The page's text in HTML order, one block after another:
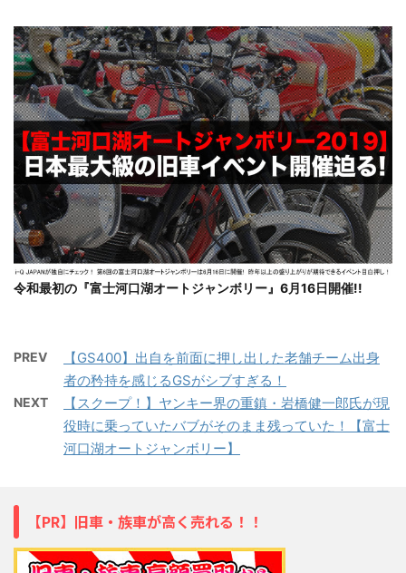
令和最初の『富士河口湖オートジャンボリー』6月16日開催!!
PREV
【GS400】出自を前面に押し出した老舗チーム出身
者の矜持を感じるGSがシブすぎる！
NEXT
【スクープ！】ヤンキー界の重鎮・岩橋健一郎氏が現
役時に乗っていたバブがそのまま残っていた！【富士
河口湖オートジャンボリー】
【PR】旧車・族車が高く売れる！！